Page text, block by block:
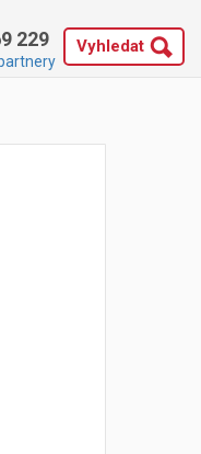
229 Vyhledat